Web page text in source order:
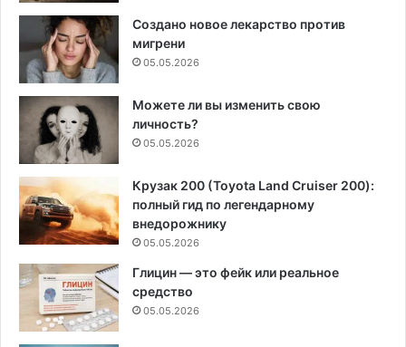
Создано новое лекарство против
мигрени
05.05.2026
Можете ли вы изменить свою
личность?
05.05.2026
Крузак 200 (Toyota Land Cruiser 200):
полный гид по легендарному
внедорожнику
05.05.2026
Глицин — это фейк или реальное
средство
05.05.2026